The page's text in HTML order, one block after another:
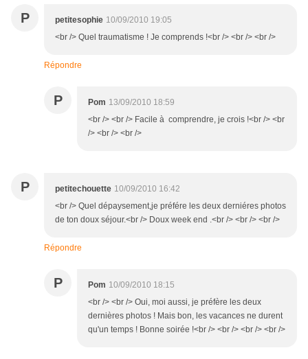
P petitesophie 10/09/2010 19:05
<br /> Quel traumatisme ! Je comprends !<br /> <br /> <br />
Répondre
P Pom 13/09/2010 18:59
<br /> <br /> Facile à comprendre, je crois !<br /> <br
/> <br /> <br />
P petitechouette 10/09/2010 16:42
<br /> Quel dépaysement,je préfére les deux derniéres photos
de ton doux séjour.<br /> Doux week end .<br /> <br /> <br />
Répondre
P Pom 10/09/2010 18:15
<br /> <br /> Oui, moi aussi, je préfère les deux
dernières photos ! Mais bon, les vacances ne durent
qu'un temps ! Bonne soirée !<br /> <br /> <br /> <br />